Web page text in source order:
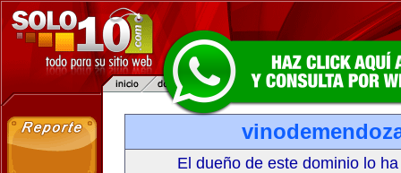
El dueño de este dominio lo